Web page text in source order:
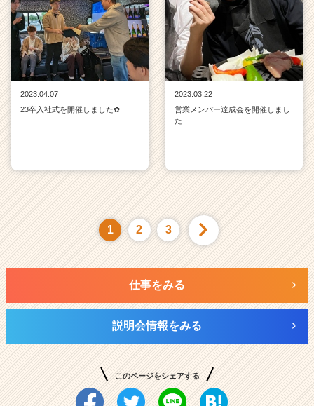
2023.04.07
23卒入社式を開催しました✿
2023.03.22
営業メンバー達成会を開催しまし
た
1 2 3
仕事をみる
説明会情報をみる
このページをシェアする